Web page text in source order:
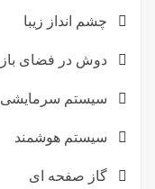
چشم انداز زیبا
دوش در فضای باز
سیستم سرمایشی
سیستم هوشمند
گاز صفحه ای